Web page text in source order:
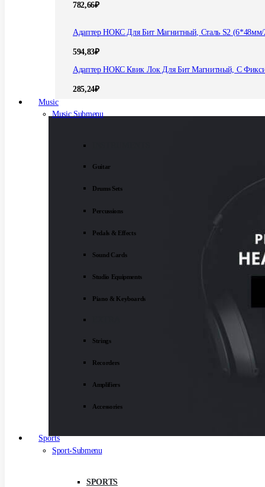
782,66₽
Адаптер НОКС Для Бит Магнитный, Сталь S2
594,83₽
Адаптер НОКС Квик Лок Для Бит Магнитный, С
285,24₽
Music
Music Submenu
Guitar
Drums Sets
Percussions
Pedals & Effects
Sound Cards
Studio Equipments
Piano & Keyboards
Strings
Recorders
Amplifiers
Accessories
Sports
Sport-Submenu
SPORTS